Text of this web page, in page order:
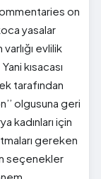
on
yasalar
evlilik
kısacası
tarafından
olgusuna geri
kadınları için
gereken
seçenekler